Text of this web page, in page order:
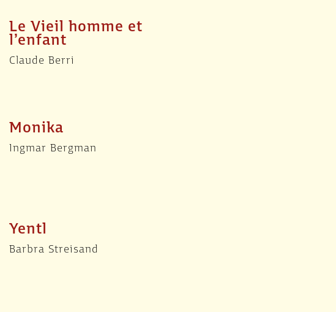
Le Vieil homme et
l’enfant
Claude Berri
Monika
Ingmar Bergman
Yentl
Barbra Streisand